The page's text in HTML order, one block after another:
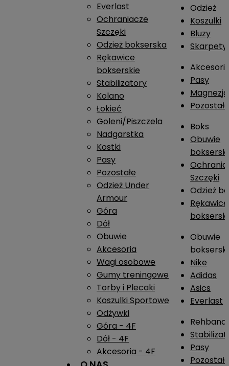
Everlast
Ochraniacze
Szczęki
Odzież bokserska
Rękawice
bokserskie
Stabilizatory
Kolano
Łokieć
Goleni/Piszczela
Nadgarstka
Kostki
Pasy
Pozostałe
Odzież Under
Armour
Góra
Dół
Obuwie
Akcesoria
Wagi osobowe
Gumy treningowe
Torby i Plecaki
Koszulki Sportowe
Odżywki
Góra - 4F
Dół - 4F
Akcesoria - 4F
Odzież
Koszulki
Bluzy
Skarpety
Pasy
Magnezja
Boks
Obuwie
Szczęki
Odzież
Rękawice
Obuwie
Nike
Adidas
Asics
Everlast
Rehband
Pasy